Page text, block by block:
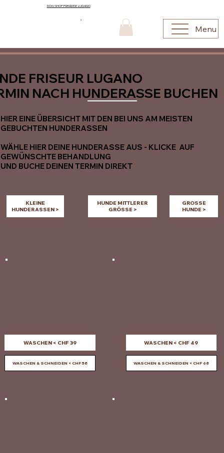
DOG SHOP PARADISE LUGANO
Menu
FRISEUR LUGANO
NACH HUNDERASSE BUCHEN
HIER EINE ÜBERSICHT MIT DEN BEI UNS AM MEISTEN
GEBUCHTEN HUNDERASSEN
WÄHLE HIER DEINE HUNDERASSE AUS - KLICKE AUF
GEWÜNSCHTE BEHANDLUNG
UND BUCHE DEINEN TERMIN DIREKT
WASCHEN < CHF 49
WASCHEN & SCHNEIDEN < CHF 68
WASCHEN < CHF 39
WASCHEN & SCHNEIDEN < CHF 58
KLEINE
HUNDERASSEN >
HUNDE MITTLERER
GRÖSSE >
GROSSE
HUNDE >